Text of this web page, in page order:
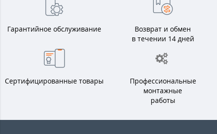
Гарантийное обслуживание
Возврат и обмен
в течении 14 дней
Сертифицированные товары
Профессиональные
монтажные
работы